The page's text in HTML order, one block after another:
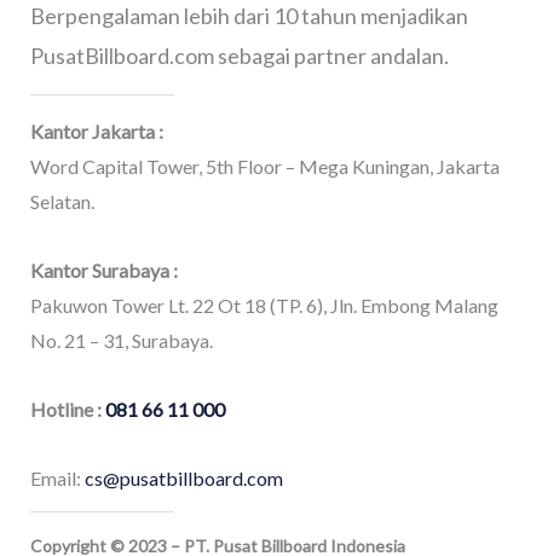
Berpengalaman lebih dari 10 tahun menjadikan
PusatBillboard.com sebagai partner andalan.
Kantor Jakarta :
Word Capital Tower, 5th Floor – Mega Kuningan, Jakarta
Selatan.
Kantor Surabaya :
Pakuwon Tower Lt. 22 Ot 18 (TP. 6), Jln. Embong Malang
No. 21 – 31, Surabaya.
Hotline :081 66 11 000
Email: cs@pusatbillboard.com
Copyright © 2023 – PT. Pusat Billboard Indonesia